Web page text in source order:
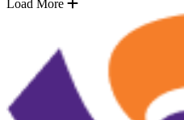
Load More